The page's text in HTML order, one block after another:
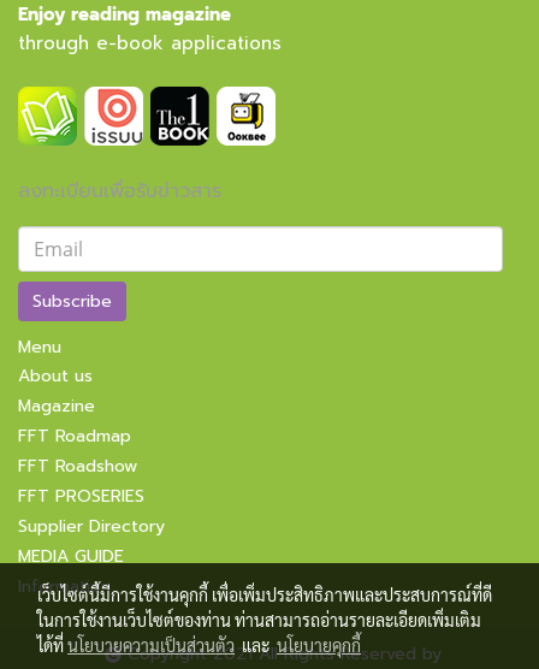
Enjoy reading magazine
through e-book applications
ลงทะเบียนเพื่อรับข่าวสาร
Subscribe
Menu
About us
Magazine
FFT Roadmap
FFT Roadshow
FFT PROSERIES
Supplier Directory
MEDIA GUIDE
Information
Copyright 2021 All Rights Reserved by
เว็บไซต์นี้มีการใช้งานคุกกี้ เพื่อเพิ่มประสิทธิภาพและประสบการณ์ที่ดี
ในการใช้งานเว็บไซต์ของท่าน ท่านสามารถอ่านรายละเอียดเพิ่มเติม
ได้ที่นโยบายความเป็นส่วนตัวและนโยบายคุกกี้